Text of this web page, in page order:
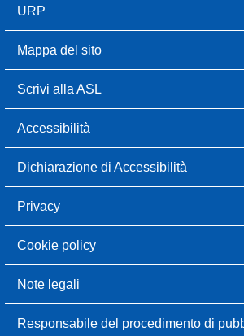
URP
Mappa del sito
Scrivi alla ASL
Accessibilità
Dichiarazione di Accessibilità
Privacy
Cookie policy
Note legali
Responsabile del procedimento di